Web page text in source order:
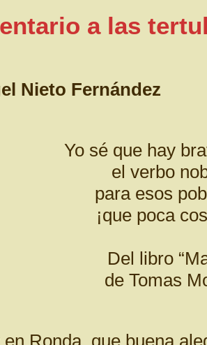
a las
Nieto Fernández
Yo sé que hay
el verbo
para esos
¡que poca
Del libro
de Tomas
en Ronda, que buena